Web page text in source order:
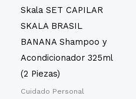
(y) metilisotiazolinona,
(maíz), aceite de Cocos
Nucifera, cetil de
manteca de karité
Ésteres, pantenol,
acetato de tocoferilo,
EDTA disódico, ácido
Skala SET CAPILAR
SKALA BRASIL
BANANA Shampoo y
Acondicionador 325ml
(2 Piezas)
Cuidado Personal